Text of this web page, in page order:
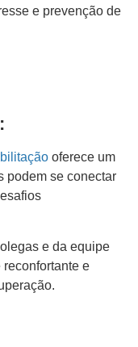
e prevenção de
oferece um
podem se conectar
e da equipe
e